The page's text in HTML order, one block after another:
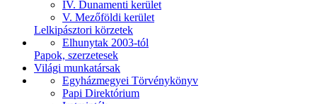
IV. Dunamenti kerület
V. Mezőföldi kerület
Lelkipásztori körzetek
Elhunytak 2003-tól
Papok, szerzetesek
Világi munkatársak
Egyházmegyei Törvénykönyv
Papi Direktórium